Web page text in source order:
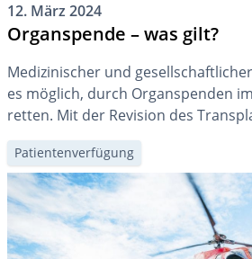
12. März 2024
Organspende – was gilt?
Medizinischer und
es möglich, durch Organspenden
retten. Mit der Revision des
wird in der Schweiz die sogenannte
Widerspruchslösung» eingeführt.
erklären wir Ihnen, was das für Sie
Patientenverfügung